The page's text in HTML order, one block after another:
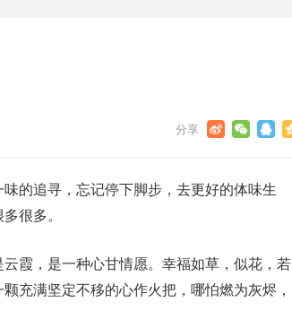
的追寻，忘记停下脚步，去更好的体味生
很多。
霞，是一种心甘情愿。幸福如草，似花，若
充满坚定不移的心作火把，哪怕燃为灰烬，